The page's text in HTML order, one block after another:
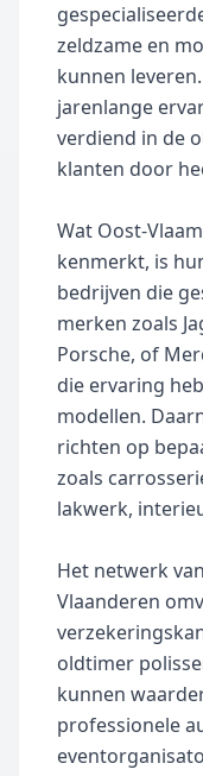
zeldzame en
kunnen
jarenlange
verdiend in de
klanten door
Wat Oost-
kenmerkt, is
bedrijven die
merken zoals
Porsche, of
die ervaring
modellen.
richten op
zoals
lakwerk,
Het netwerk
Vlaanderen
oldtimer
kunnen
professionele